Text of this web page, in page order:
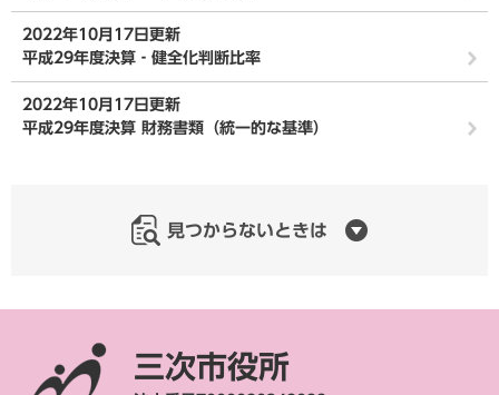
2022年10月17日更新
平成29年度決算‐健全化判断比率
2022年10月17日更新
平成29年度決算 財務書類（統一的な基準）
見つからないときは
三次市役所